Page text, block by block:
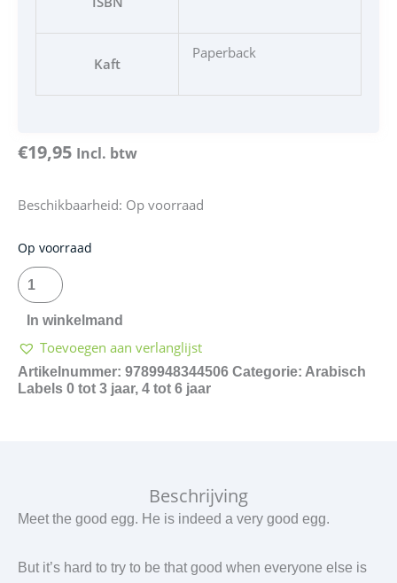
Kaft
Paperback
€19,95 Incl. btw
Beschikbaarheid: Op voorraad
Op voorraad
The
good
egg
البيضة
الجيدة
aantal
In winkelmand
Toevoegen aan verlanglijst
Artikelnummer: 9789948344506 Categorie: Arabisch
Labels 0 tot 3 jaar, 4 tot 6 jaar
Beschrijving
Meet the good egg. He is indeed a very good egg.
But it’s hard to try to be that good when everyone else is